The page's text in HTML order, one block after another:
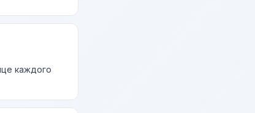
каждого